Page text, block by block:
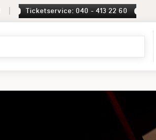
Ticketservice: 040 - 413 22 60